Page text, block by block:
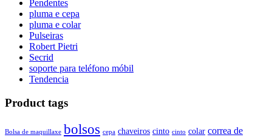
Pendentes
pluma e cepa
pluma e colar
Pulseiras
Robert Pietri
Secrid
soporte para teléfono móbil
Tendencia
Product tags
Bolsa de maquillaxe bolsos cepa chaveiros cinto cinto colar correa de